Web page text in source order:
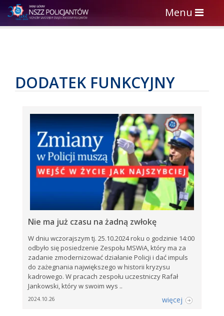
Toggle
navigation
Menu
DODATEK FUNKCYJNY
Nie ma już czasu na żadną zwłokę
W dniu wczorajszym tj. 25.10.2024 roku o godzinie 14:00
odbyło się posiedzenie Zespołu MSWiA, który ma za
zadanie zmodernizować działanie Policji i dać impuls
do zażegnania największego w historii kryzysu
kadrowego. W pracach zespołu uczestniczy Rafał
Jankowski, który w swoim wys ..
2024.10.26 więcej